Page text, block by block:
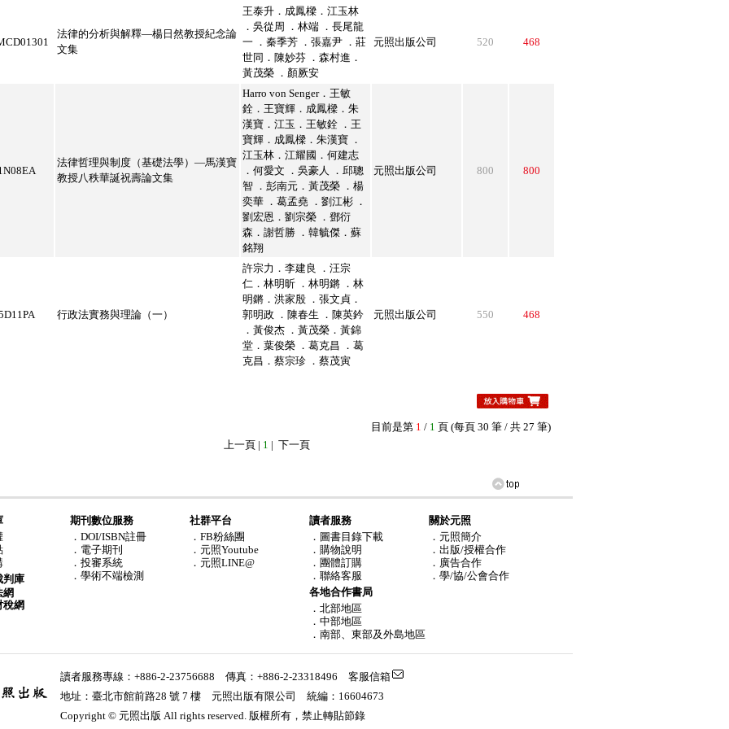
法律的分析與解釋—楊日然教授紀念論
文集
王泰升．成鳳樑．江玉林
．吳從周 ．林端 ．長尾龍
一 ．秦季芳 ．張嘉尹 ．莊
世同．陳妙芬 ．森村進．
黃茂榮 ．顏厥安
元照出版公司 520 468
法律哲理與制度（基礎法學）—馬漢寶
教授八秩華誕祝壽論文集
Harro von Senger．王敏
銓．王寶輝．成鳳樑．朱
漢寶．江玉．王敏銓 ．王
寶輝．成鳳樑．朱漢寶 ．
江玉林．江耀國．何建志
．何愛文 ．吳豪人 ．邱聰
智 ．彭南元．黃茂榮 ．楊
奕華 ．葛孟堯 ．劉江彬 ．
劉宏恩．劉宗榮 ．鄧衍
森．謝哲勝 ．韓毓傑．蘇
銘翔
元照出版公司 800 800
行政法實務與理論（一）
許宗力．李建良 ．汪宗
仁．林明昕 ．林明鏘 ．林
明鏘．洪家殷 ．張文貞．
郭明政 ．陳春生 ．陳英鈐
．黃俊杰 ．黃茂榮．黃錦
堂．葉俊榮 ．葛克昌 ．葛
克昌．蔡宗珍 ．蔡茂寅
元照出版公司 550 468
目前是第 1 / 1 頁 (每頁 30 筆 / 共 27 筆)
上一頁 | 1 | 下一頁
判庫
網
稅網
期刊數位服務
．DOI/ISBN註冊
．電子期刊
．投審系統
．學術不端檢測
社群平台
．FB粉絲團
．元照Youtube
．元照LINE@
讀者服務
．圖書目錄下載
．購物說明
．團體訂購
．聯絡客服
各地合作書局
．北部地區
．中部地區
．南部、東部及外島地區
關於元照
．元照簡介
．出版/授權合作
．廣告合作
．學/協/公會合作
讀者服務專線：+886-2-23756688 傳真：+886-2-23318496 客服信箱
地址：臺北市館前路28 號 7 樓 元照出版有限公司 統編：16604673
Copyright © 元照出版 All rights reserved. 版權所有，禁止轉貼節錄